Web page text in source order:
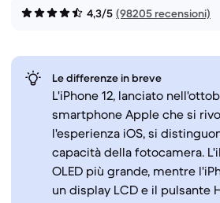
4,3/5 (98205 recensioni)
Le differenze in breve
L'iPhone 12, lanciato
smartphone Apple che si
l'esperienza iOS, si
capacità della fotocamera.
OLED più grande, mentre
un display LCD e il pulsante